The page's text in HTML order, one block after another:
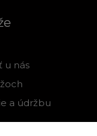
u nás
a údržbu